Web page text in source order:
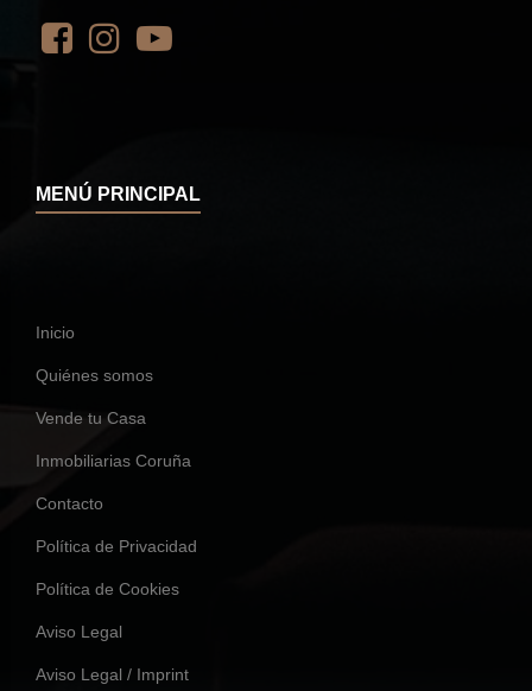
MENÚ PRINCIPAL
Inicio
Quiénes somos
Vende tu Casa
Inmobiliarias Coruña
Contacto
Política de Privacidad
Política de Cookies
Aviso Legal
Aviso Legal / Imprint